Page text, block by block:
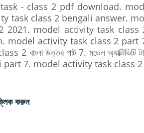
- class 2 pdf download.
task class 2 bengali answer.
2021. model activity task
activity task class 2 part 7
class 2 বাংলা উত্তর পাট 7. মডেল
part 7. model activity task class 2
করুন